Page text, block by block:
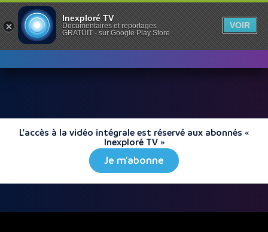
L'accès à la vidéo intégrale est réservé aux abonnés «
Inexploré TV »
Je m'abonne
Inexploré TV
Documentaires et reportages
GRATUIT - sur Google Play Store
VOIR